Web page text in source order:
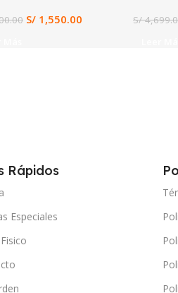
S/ 1,550.00 S/
Rápidos
Especiales